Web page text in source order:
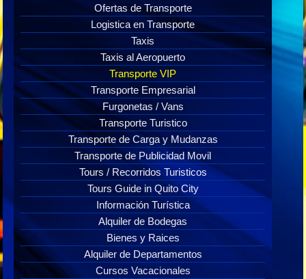
Ofertas de Transporte
Logistica en Transporte
Taxis
Taxis al Aeropuerto
Transporte VIP
Transporte Empresarial
Furgonetas / Vans
Transporte Turistico
Transporte de Carga y Mudanzas
Transporte de Publicidad Movil
Tours / Recorridos Turisticos
Tours Guide in Quito City
Información Turística
Alquiler de Bodegas
Bienes y Raices
Alquiler de Departamentos
Cursos Vacacionales